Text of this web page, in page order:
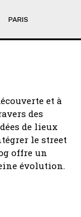
PARIS
et à
des
de lieux
le street
offre un
évolution.